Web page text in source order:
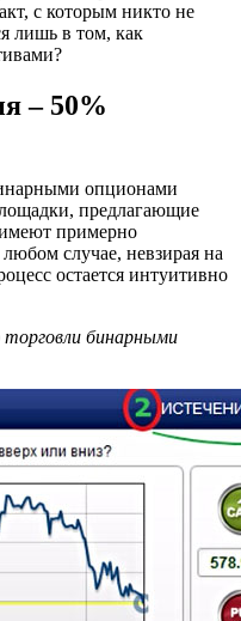
с которым никто не
лишь в том, как
– 50%
опционами
предлагающие
примерно
случае, невзирая на
остается интуитивно
бинарными